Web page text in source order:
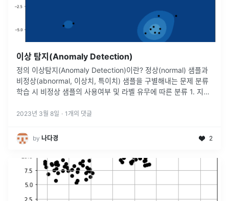
이상 탐지(Anomaly Detection)
정의 이상탐지(Anomaly Detection)이란? 정상(normal) 샘플과
비정상(abnormal, 이상치, 특이치) 샘플을 구별해내는 문제 분류
학습 시 비정상 샘플의 사용여부 및 라벨 유무에 따른 분류 1. 지도
2023년 3월 8일 · 1 개의 댓글
by 나다경 2